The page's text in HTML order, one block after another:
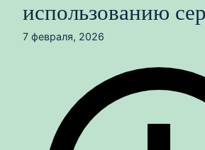
использованию
7 февраля, 2026